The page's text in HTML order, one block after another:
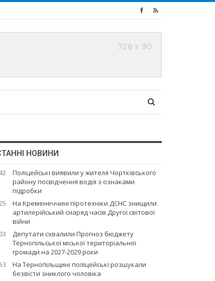
НОВИНИ
Поліцейські виявили у жителя Чортківського
району посвідчення водія з ознаками
підробки
На Кременеччині піротехніки ДСНС знищили
артилерійський снаряд часів Другої світової
війни
Депутати схвалили Прогноз бюджету
Тернопільської міської територіальної
громади на 2027-2029 роки
На Тернопільщині поліцейські розшукали
безвісти зниклого чоловіка